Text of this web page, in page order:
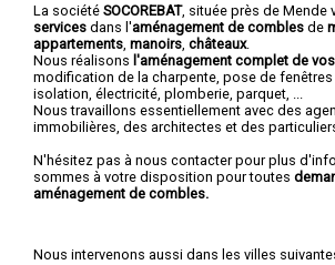
La société SOCOREBAT, située près de Mende
services dans l'aménagement de combles de
appartements manoirs châteaux.
Nous réalisons l'aménagement complet de
modification de la charpente, pose de fenêtres
isolation, électricité, plomberie, parquet, ...
Nous travaillons essentiellement avec des
immobilières, des architectes et des
N'hésitez pas à nous contacter pour plus
sommes à votre disposition pour toutes
aménagement de combles.
Nous intervenons aussi dans les villes